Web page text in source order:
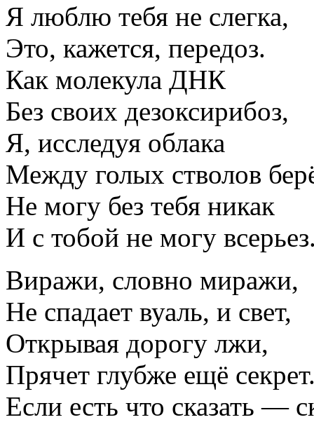
Я люблю тебя не слегка,
Это, кажется, передоз.
Как молекула ДНК
Без своих дезоксирибоз,
Я, исследуя облака
Между голых стволов
Не могу без тебя никак
И с тобой не могу
Виражи, словно миражи,
Не спадает вуаль, и свет,
Открывая дорогу лжи,
Прячет глубже ещё
Если есть что сказать —